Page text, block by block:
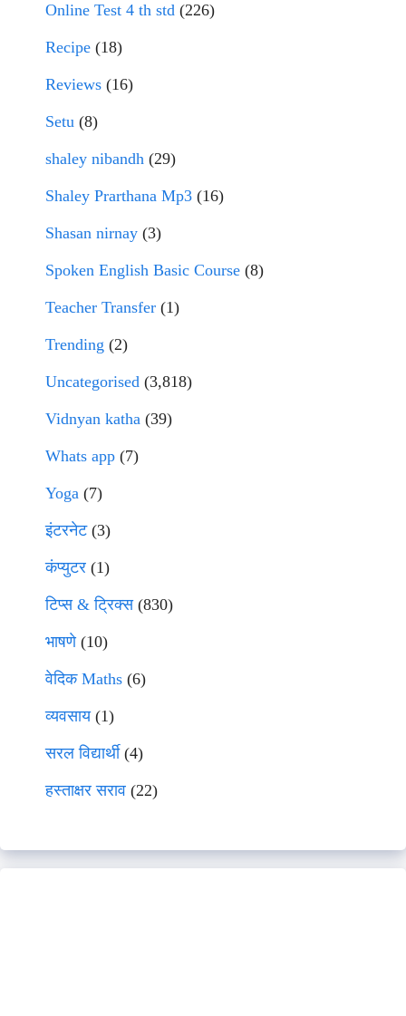
Online Test 4 th std (226)
Recipe (18)
Reviews (16)
Setu (8)
shaley nibandh (29)
Shaley Prarthana Mp3 (16)
Shasan nirnay (3)
Spoken English Basic Course (8)
Teacher Transfer (1)
Trending (2)
Uncategorised (3,818)
Vidnyan katha (39)
Whats app (7)
Yoga (7)
इंटरनेट(3)
कंप्युटर (1)
टिप्स & ट्रिक्स(830)
भाषणे(10)
वेदिक Maths (6)
व्यवसाय(1)
सरल विद्यार्थी(4)
हस्ताक्षर सराव (22)